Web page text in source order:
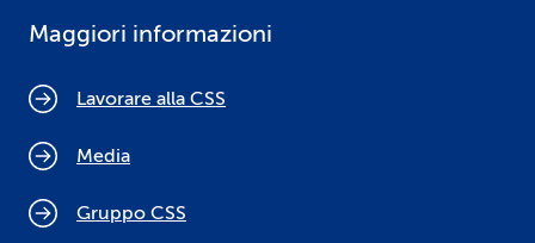
Maggiori informazioni
Lavorare alla CSS
Media
Gruppo CSS